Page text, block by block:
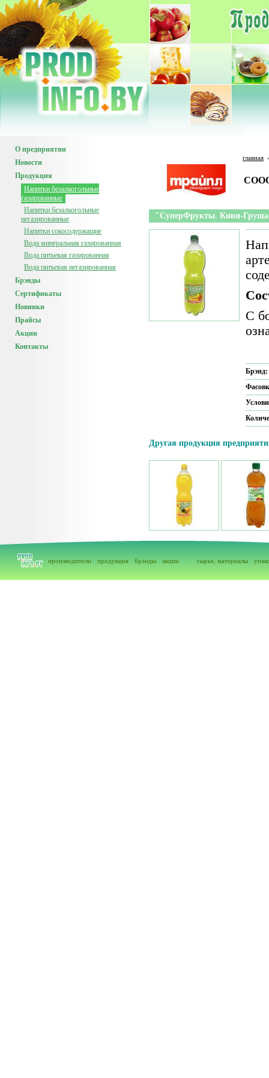
О предприятии
Новости
Продукция
Напитки безалкогольные
газированные
Напитки безалкогольные
негазированные
Напитки сокосодержащие
Вода минеральная газированная
Вода питьевая газированная
Вода питьевая негазированная
Брэнды
Сертификаты
Новинки
Прайсы
Акции
Контакты
главная
"СуперФрукты. Киви-
С
Брэнд:
Другая продукция
производители продукция брэнды акции сырье, материалы